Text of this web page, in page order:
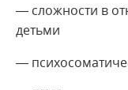
— сложности в
детьми
—